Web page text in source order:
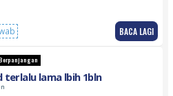
BACA LAGI
terlalu lama lbih 1bln